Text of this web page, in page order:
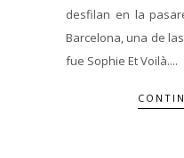
desfilan en la
Barcelona, una de
fue Sophie Et Voilà....